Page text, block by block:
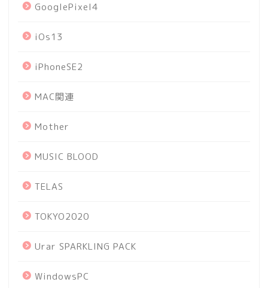
GooglePixel4
iOs13
iPhoneSE2
MAC関連
Mother
MUSIC BLOOD
TELAS
TOKYO2020
Urar SPARKLING PACK
WindowsPC